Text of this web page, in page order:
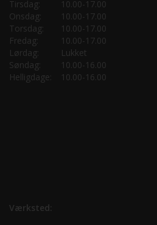
Tirsdag:
10.00-17.00
Onsdag:
10.00-17.00
Torsdag:
10.00-17.00
Fredag:
10.00-17.00
Lørdag:
Lukket
Søndag:
10.00-16.00
Helligdage:
10.00-16.00
Værksted: